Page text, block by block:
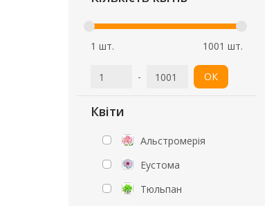
1 шт. 1001 шт.
- ОК
Квіти
Альстромерія
Еустома
Тюльпан